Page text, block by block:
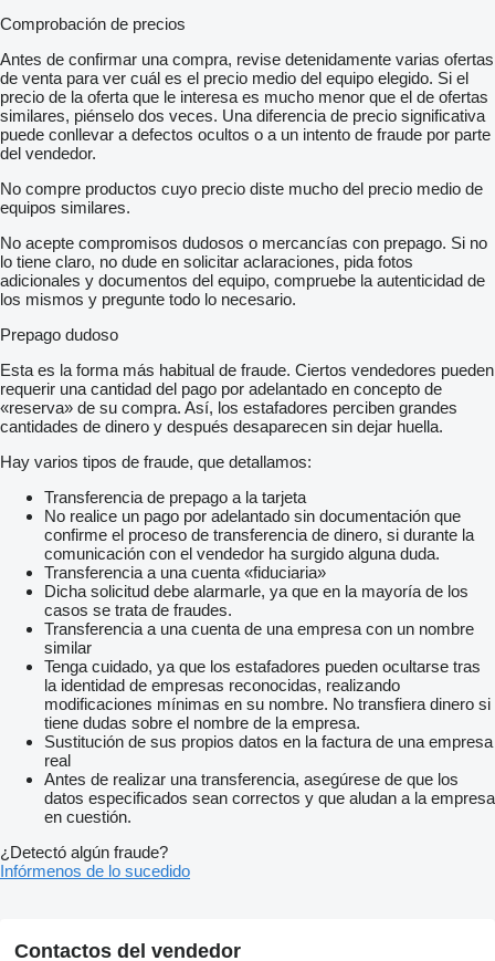
Comprobación de precios
Antes de confirmar una compra, revise detenidamente varias ofertas
de venta para ver cuál es el precio medio del equipo elegido. Si el
precio de la oferta que le interesa es mucho menor que el de ofertas
similares, piénselo dos veces. Una diferencia de precio significativa
puede conllevar a defectos ocultos o a un intento de fraude por parte
del vendedor.
No compre productos cuyo precio diste mucho del precio medio de
equipos similares.
No acepte compromisos dudosos o mercancías con prepago. Si no
lo tiene claro, no dude en solicitar aclaraciones, pida fotos
adicionales y documentos del equipo, compruebe la autenticidad de
los mismos y pregunte todo lo necesario.
Prepago dudoso
Esta es la forma más habitual de fraude. Ciertos vendedores pueden
requerir una cantidad del pago por adelantado en concepto de
«reserva» de su compra. Así, los estafadores perciben grandes
cantidades de dinero y después desaparecen sin dejar huella.
Hay varios tipos de fraude, que detallamos:
Transferencia de prepago a la tarjeta
No realice un pago por adelantado sin documentación que
confirme el proceso de transferencia de dinero, si durante la
comunicación con el vendedor ha surgido alguna duda.
Transferencia a una cuenta «fiduciaria»
Dicha solicitud debe alarmarle, ya que en la mayoría de los
casos se trata de fraudes.
Transferencia a una cuenta de una empresa con un nombre
similar
Tenga cuidado, ya que los estafadores pueden ocultarse tras
la identidad de empresas reconocidas, realizando
modificaciones mínimas en su nombre. No transfiera dinero si
tiene dudas sobre el nombre de la empresa.
Sustitución de sus propios datos en la factura de una empresa
real
Antes de realizar una transferencia, asegúrese de que los
datos especificados sean correctos y que aludan a la empresa
en cuestión.
¿Detectó algún fraude?
Infórmenos de lo sucedido
Contactos del vendedor